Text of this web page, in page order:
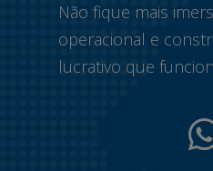
Não fique mais
operacional e
lucrativo que